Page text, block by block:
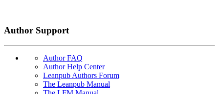
Author Support
Author FAQ
Author Help Center
Leanpub Authors Forum
The Leanpub Manual